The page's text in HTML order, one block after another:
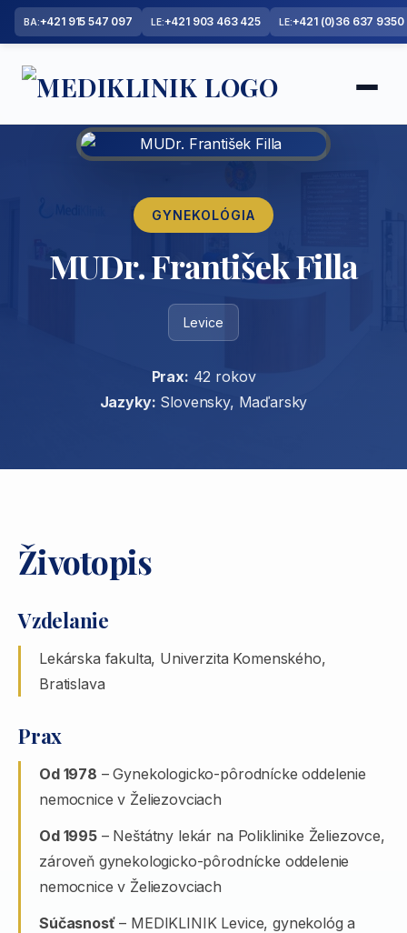
BA:+421 915 547 097 LE:+421 903 463 425 LE:+421 (0)36 637 9350
GYNEKOLÓGIA
MUDr. František Filla
Levice
Prax: 42 rokov
Jazyky: Slovensky, Maďarsky
Životopis
Vzdelanie
Lekárska fakulta, Univerzita Komenského,
Bratislava
Prax
Od 1978 – Gynekologicko-pôrodnícke oddelenie
nemocnice v Želiezovciach
Od 1995– Neštátny lekár na Poliklinike Želiezovce,
zároveň gynekologicko-pôrodnícke oddelenie
nemocnice v Želiezovciach
Súčasnosť– MEDIKLINIK Levice, gynekológ a